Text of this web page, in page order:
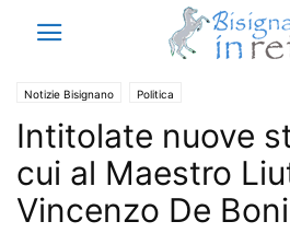
Notizie Bisignano Politica
Intitolate nuove
cui al Maestro
Vincenzo De